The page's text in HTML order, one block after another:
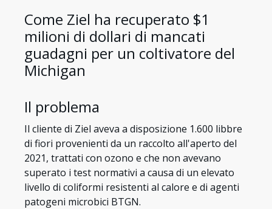
Come Ziel ha recuperato $1
milioni di dollari di mancati
guadagni per un coltivatore del
Michigan
Il problema
Il cliente di Ziel aveva a disposizione 1.600 libbre
di fiori provenienti da un raccolto all'aperto del
2021, trattati con ozono e che non avevano
superato i test normativi a causa di un elevato
livello di coliformi resistenti al calore e di agenti
patogeni microbici BTGN.